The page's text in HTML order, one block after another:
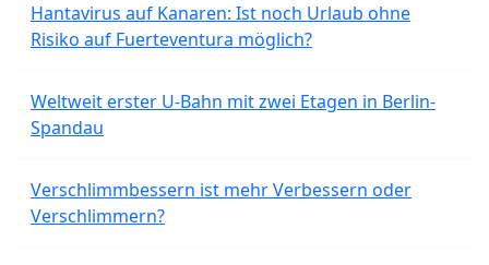
Hantavirus auf Kanaren: Ist noch Urlaub ohne
Risiko auf Fuerteventura möglich?
Weltweit erster U-Bahn mit zwei Etagen in Berlin-
Spandau
Verschlimmbessern ist mehr Verbessern oder
Verschlimmern?